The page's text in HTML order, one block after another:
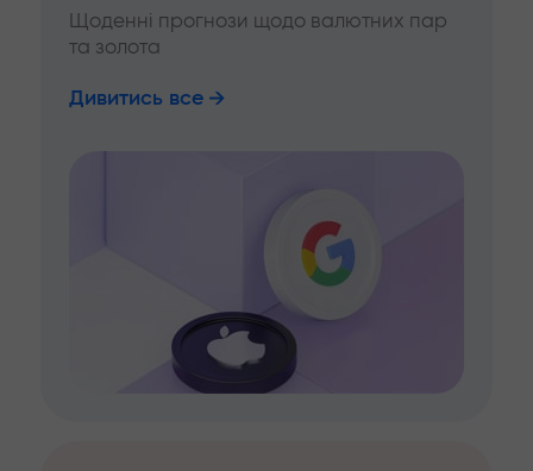
Щоденні прогнози щодо валютних пар
та золота
Дивитись все